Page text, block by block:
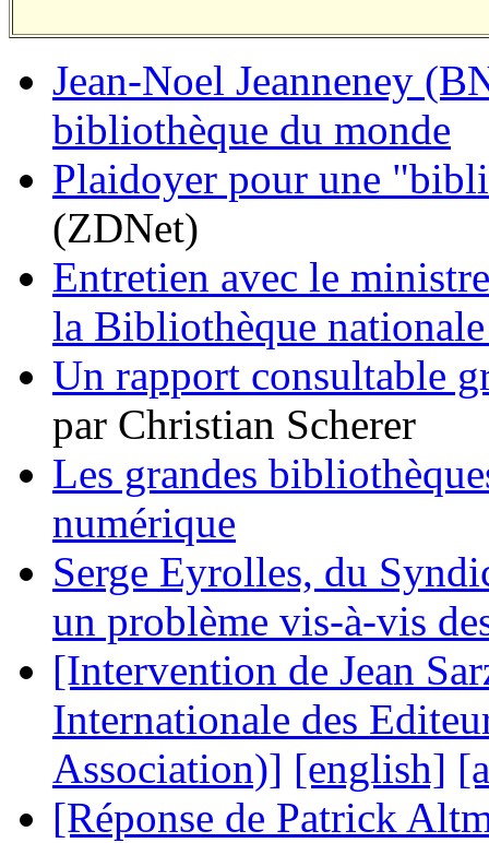
Jean-Noel Jeanneney
bibliothèque du monde
Plaidoyer pour une
(ZDNet)
Entretien avec le
la Bibliothèque
Un rapport consultable
par Christian Scherer
Les grandes
numérique
Serge Eyrolles, du
un problème vis-à-vis
[Intervention de Jean
Internationale des
Association)] [english]
[Réponse de Patrick